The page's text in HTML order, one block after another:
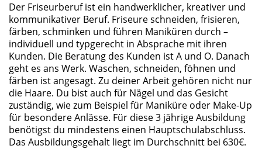
Der Friseurberuf ist ein handwerklicher, kreativer und
kommunikativer Beruf. Friseure schneiden, frisieren,
färben, schminken und führen Maniküren durch –
individuell und typgerecht in Absprache mit ihren
Kunden. Die Beratung des Kunden ist A und O. Danach
geht es ans Werk. Waschen, schneiden, föhnen und
färben ist angesagt. Zu deiner Arbeit gehören nicht nur
die Haare. Du bist auch für Nägel und das Gesicht
zuständig, wie zum Beispiel für Maniküre oder Make-Up
für besondere Anlässe. Für diese 3 jährige Ausbildung
benötigst du mindestens einen Hauptschulabschluss.
Das Ausbildungsgehalt liegt im Durchschnitt bei 630€.